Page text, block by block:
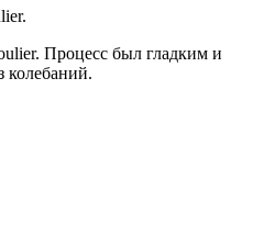
Процесс был гладким и
колебаний.